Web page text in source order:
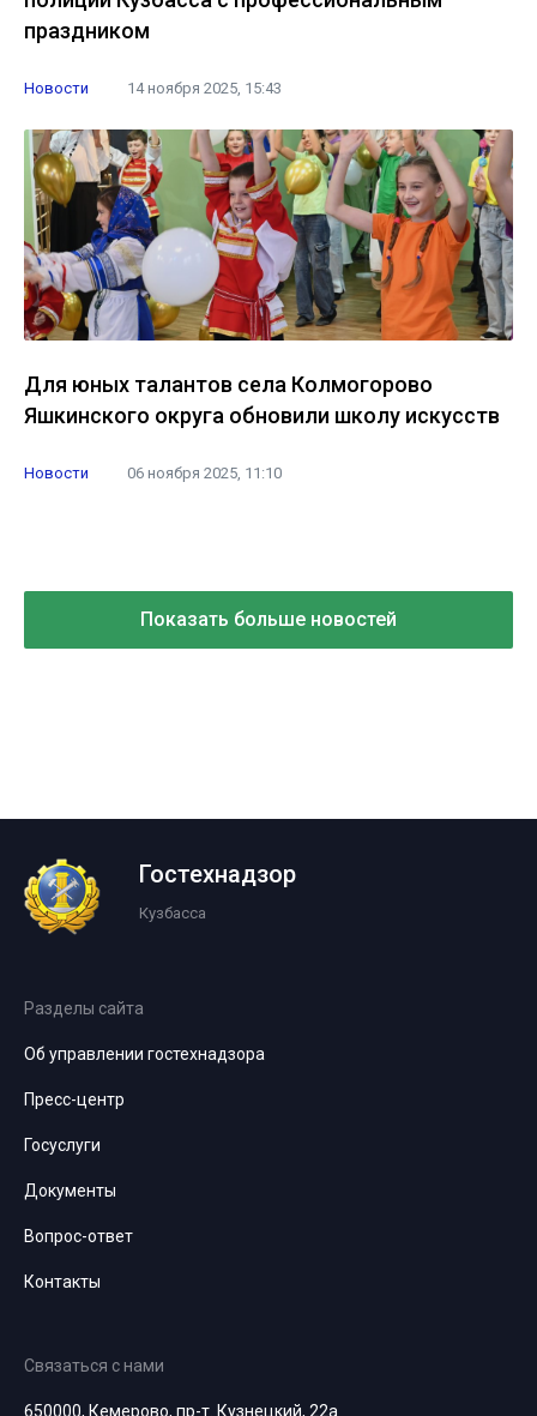
праздником
Новости 14 ноября 2025, 15:43
Для юных талантов села Колмогорово
Яшкинского округа обновили школу искусств
Новости 06 ноября 2025, 11:10
Показать больше новостей
Гостехнадзор
Кузбасса
Разделы сайта
Об управлении гостехнадзора
Пресс-центр
Госуслуги
Документы
Вопрос-ответ
Контакты
Связаться с нами
650000, Кемерово, пр-т. Кузнецкий, 22а